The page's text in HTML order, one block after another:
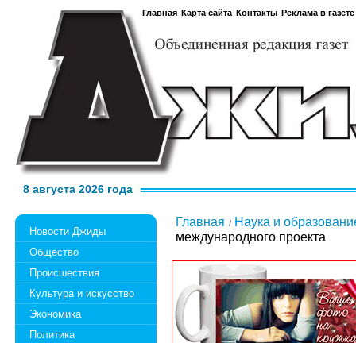
Главная Карта сайта Контакты Реклама в газете
8 августа 2026 года
Новости Джиды
Общество
Происшествия
Культура и искусство
Экономика
Политика
Главная
Наука и
международного проекта